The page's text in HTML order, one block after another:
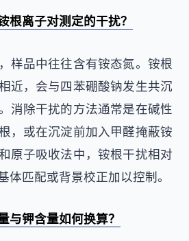
根离子对测定的干扰？
样品中往往含有铵态氮。铵根
近，会与四苯硼酸钠发生共沉
消除干扰的方法通常是在碱性
，或在沉淀前加入甲醛掩蔽铵
原子吸收法中，铵根干扰相对
体匹配或背景校正加以控制。
与钾含量如何换算？